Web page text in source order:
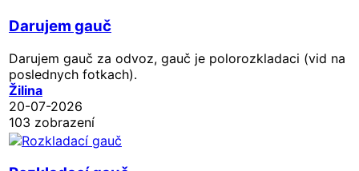
Darujem gauč
Darujem gauč za odvoz, gauč je polorozkladaci (vid na
poslednych fotkach).
Žilina
20-07-2026
103 zobrazení